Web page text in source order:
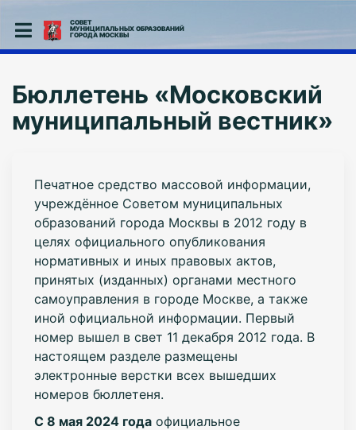
СОВЕТ
МУНИЦИПАЛЬНЫХ ОБРАЗОВАНИЙ
ГОРОДА МОСКВЫ
Бюллетень «Московский
муниципальный вестник»
Печатное средство массовой информации,
учреждённое Советом муниципальных
образований города Москвы в 2012 году в
целях официального опубликования
нормативных и иных правовых актов,
принятых (изданных) органами местного
самоуправления в городе Москве, а также
иной официальной информации. Первый
номер вышел в свет 11 декабря 2012 года. В
настоящем разделе размещены
электронные верстки всех вышедших
номеров бюллетеня.
С 8 мая 2024 годаофициальное